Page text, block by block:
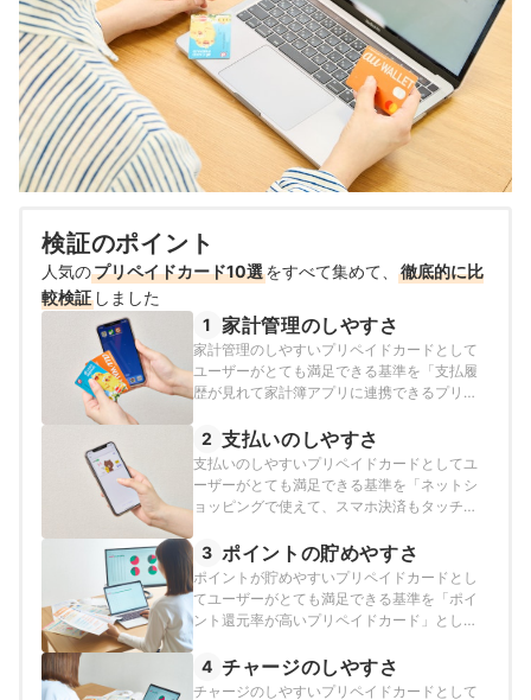
検証のポイント
人気のプリペイドカード10選をすべて集めて、
徹底的に比
較検証 しました
1 家計管理のしやすさ
家計管理のしやすいプリペイドカードとして
ユーザーがとても満足できる基準を「支払履
歴が見れて家計簿アプリに連携できるプリペ
証を行いました。2026年7月7日時点の情報を
もとに検証をおこなっています。
2 支払いのしやすさ
支払いのしやすいプリペイドカードとしてユ
ーザーがとても満足できる基準を「ネットシ
ョッピングで使えて、スマホ決済もタッチ決
以下の方法で各商品の検証を行いました。
2026年7月7日時点の情報をもとに検証をおこ
なっています。
3 ポイントの貯めやすさ
ポイントが貯めやすいプリペイドカードとし
てユーザーがとても満足できる基準を「ポイ
ント還元率が高いプリペイドカード」とし、
2026年7月7日時点の情報をもとに検証をおこ
なっています。
4 チャージのしやすさ
チャージのしやすいプリペイドカードとして